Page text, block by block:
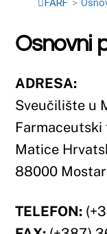
ADRESA:
Farmaceutski
Matice Hrvatske bb
88000 Mostar
TELEFON:(+387)
FAX:(+387) 36
WEB: farf.sum.ba
E-MAIL:
Žiro-račun
UniCredit bank